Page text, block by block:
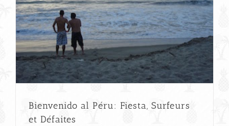
Bienvenido al Péru: Fiesta, Surfeurs
et Défaites